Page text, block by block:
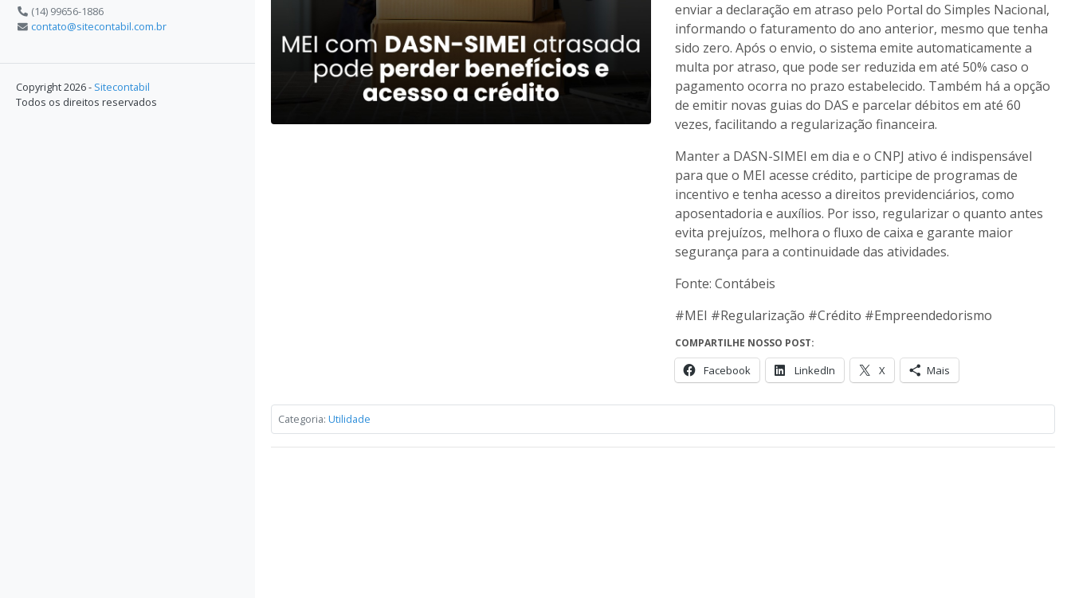
(14) 99656-1886
contato@sitecontabil.com.br
Copyright 2026 - Sitecontabil
Todos os direitos reservados
enviar a declaração em atraso pelo Portal do Simples Nacional,
informando o faturamento do ano anterior, mesmo que tenha
sido zero. Após o envio, o sistema emite automaticamente a
multa por atraso, que pode ser reduzida em até 50% caso o
pagamento ocorra no prazo estabelecido. Também há a opção
de emitir novas guias do DAS e parcelar débitos em até 60
vezes, facilitando a regularização financeira.
Manter a DASN-SIMEI em dia e o CNPJ ativo é indispensável
para que o MEI acesse crédito, participe de programas de
incentivo e tenha acesso a direitos previdenciários, como
aposentadoria e auxílios. Por isso, regularizar o quanto antes
evita prejuízos, melhora o fluxo de caixa e garante maior
segurança para a continuidade das atividades.
Fonte: Contábeis
#MEI #Regularização #Crédito #Empreendedorismo
COMPARTILHE NOSSO POST:
Facebook LinkedIn X Mais
Categoria: Utilidade